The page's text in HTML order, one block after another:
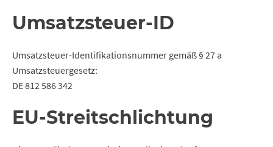
Umsatzsteuer-ID
Umsatzsteuer-Identifikationsnummer gemäß § 27 a
Umsatzsteuergesetz:
DE 812 586 342
EU-Streitschlichtung